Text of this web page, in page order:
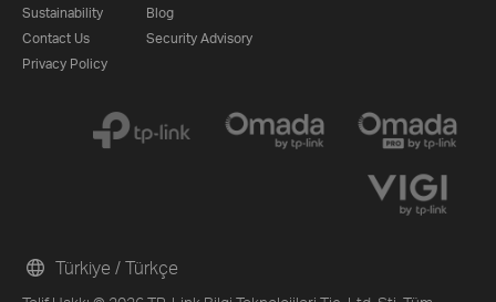
Sustainability
Contact Us
Privacy Policy
Blog
Security Advisory
Türkiye / Türkçe